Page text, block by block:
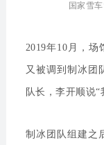
国家雪
2019年10月，场
又被调到制冰团
队长，李开顺说
制冰团队组建之